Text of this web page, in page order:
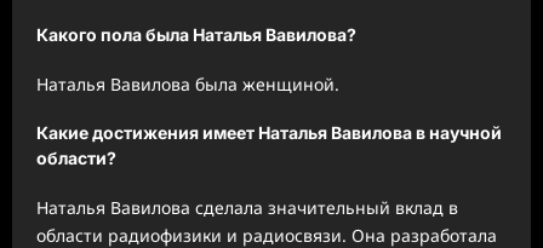
Какого пола была Наталья Вавилова?
Наталья Вавилова была женщиной.
Какие достижения имеет Наталья Вавилова в научной
области?
Наталья Вавилова сделала значительный вклад в
области радиофизики и радиосвязи. Она разработала